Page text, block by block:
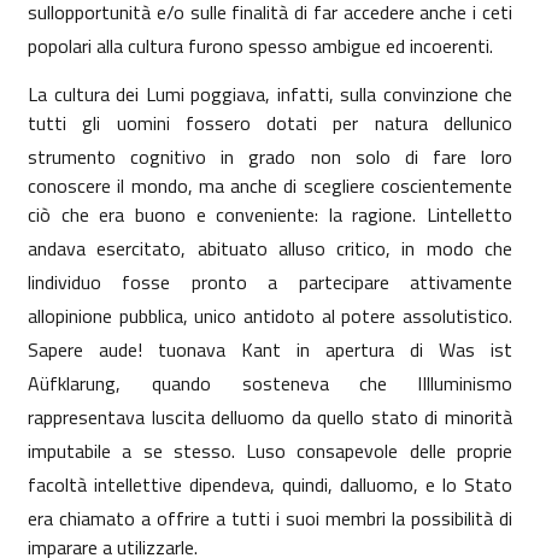
sullopportunità e/o sulle finalità di far accedere anche i ceti
popolari alla cultura furono spesso ambigue ed incoerenti.
La cultura dei Lumi poggiava, infatti, sulla convinzione che
tutti gli uomini fossero dotati per natura dellunico
strumento cognitivo in grado non solo di fare loro
conoscere il mondo, ma anche di scegliere coscientemente
ciò che era buono e conveniente: la ragione. Lintelletto
andava esercitato, abituato alluso critico, in modo che
lindividuo fosse pronto a partecipare attivamente
allopinione pubblica, unico antidoto al potere assolutistico.
Sapere aude! tuonava Kant in apertura di Was ist
Aüfklarung, quando sosteneva che lIlluminismo
rappresentava luscita delluomo da quello stato di minorità
imputabile a se stesso. Luso consapevole delle proprie
facoltà intellettive dipendeva, quindi, dalluomo, e lo Stato
era chiamato a offrire a tutti i suoi membri la possibilità di
imparare a utilizzarle.